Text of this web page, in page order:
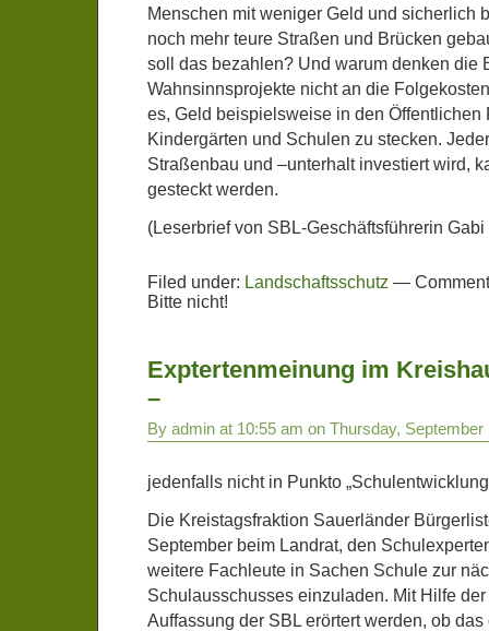
Menschen mit weniger Geld und sicherlich
noch mehr teure Straßen und Brücken
soll das bezahlen? Und warum denken die
Wahnsinnsprojekte nicht an die
es, Geld beispielsweise in den Öffentlichen
Kindergärten und Schulen zu stecken.
Straßenbau und –unterhalt investiert wird,
gesteckt werden.
(Leserbrief von SBL-Geschäftsführerin
Filed under: Landschaftsschutz —
Bitte nicht!
Exptertenmeinung im
–
By admin at 10:55 am on Thursday, September
jedenfalls nicht in Punkto
Die Kreistagsfraktion Sauerländer
September beim Landrat, den
weitere Fachleute in Sachen Schule zur
Schulausschusses einzuladen. Mit Hilfe
Auffassung der SBL erörtert werden, ob